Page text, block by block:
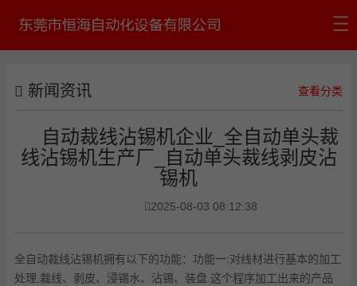
新闻资讯
公司认证
新闻资讯 查看分类
自动裁线沾锡机企业_全自动单头裁
线沾锡机生产厂_自动单头裁线剥皮沾
锡机
2025-08-03 08:12:38
全自动裁线沾锡机拥有以下的功能：功能一:对线材进行基本的加工
处理,裁线、剥皮、浸锡水、沾锡、装盘.这个程序加工出来的产品